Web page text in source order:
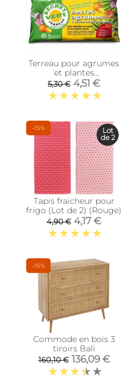
Terreau pour agrumes
et plantes
méditerranéennes (6
litres)
5,30 € 4,51 €
-15%
Tapis fraicheur pour
frigo (Lot de 2) (Rouge)
4,90 € 4,17 €
Lot
de 2
-15%
Commode en bois 3
tiroirs Bali
160,10 € 136,09 €